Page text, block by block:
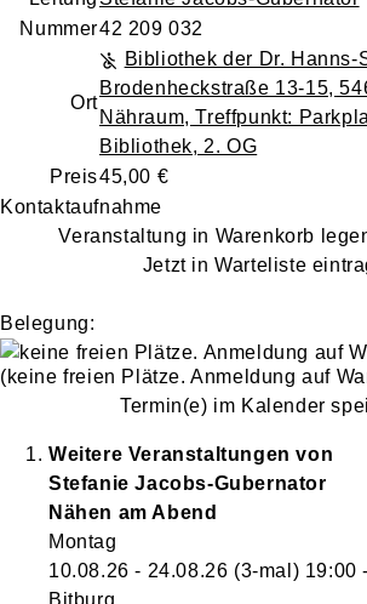
Nummer42 209 032
Ort
Bibliothek der Dr. Hanns-
Brodenheckstraße 13-15,
Nähraum, Treffpunkt:
Bibliothek, 2. OG
Preis45,00 €
Kontaktaufnahme
Veranstaltung in Warenkorb
Jetzt in Warteliste
Belegung:
(keine freien Plätze. Anmeldung auf
Termin(e) im Kalender
Weitere Veranstaltungen von
StefanieJacobs-Gubernator
Nähen am Abend
Montag
10.08.26 - 24.08.26 (3-mal) 19:00
Bitburg